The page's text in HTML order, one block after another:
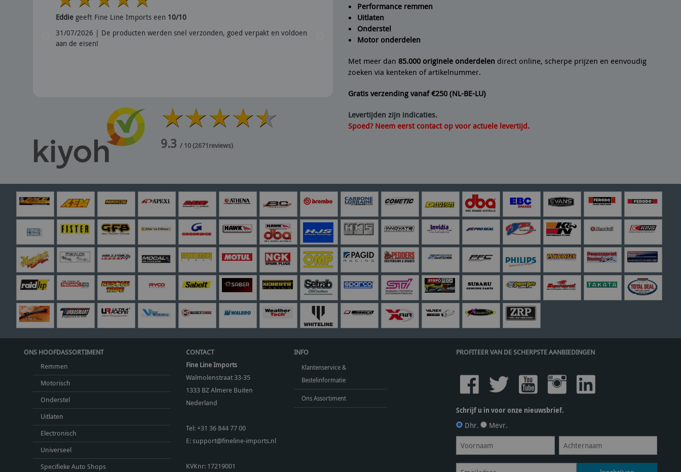
Eddiegeeft Fine Line Imports een 10/10
31/07/2026 | De producten werden snel verzonden, goed verpakt en voldoen
aan de eisen!
Petergeeft Fine Line Imports een
28/07/2026 | Snel verzonden en artikel helemaal volgens de beschrijving. Een
aanrader dus.
9.3/ 10(2671reviews)
Performance remmen
Uitlaten
Onderstel
Motor onderdelen
Met meer dan 85.000 originele onderdelen direct online, scherpe prijzen en eenvoudig
zoeken via kenteken of artikelnummer.
Gratis verzending vanaf €250 (NL-BE-LU)
Levertijden zijn indicaties.
Spoed? Neem eerst contact op voor actuele levertijd.
ONS HOOFDASSORTIMENT
Remmen
Motorisch
Onderstel
Uitlaten
Electronisch
Universeel
Specifieke Auto Shops
CONTACT
Fine Line Imports
Walmolenstraat 33-35
1333 BZAlmere Buiten
Nederland
Tel:+31 36 844 77 00
E:support@fineline-imports.nl
KVKnr: 17219001
INFO
Klantenservice &
Bestelinformatie
Ons Assortiment
PROFITEER VAN DE SCHERPSTE AANBIEDINGEN
Schrijf u in voor onze nieuwsbrief.
Dhr. Mevr.